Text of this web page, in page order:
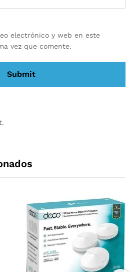
electrónico y web en este
vez que comente.